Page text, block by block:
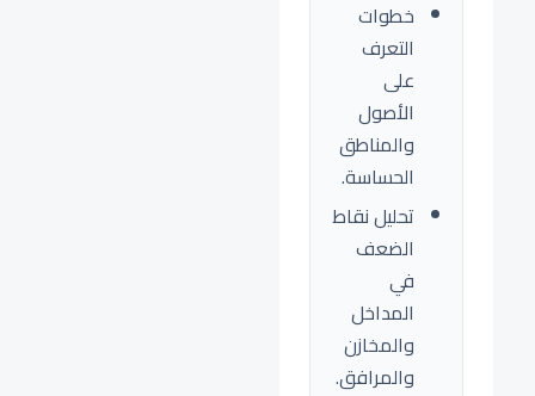
خطوات
التعرف
على
الأصول
والمناطق
الحساسة.
تحليل نقاط
الضعف
في
المداخل
والمخازن
والمرافق.